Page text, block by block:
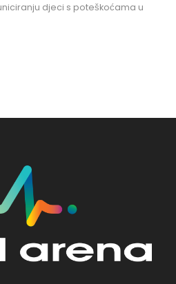
djeci s poteškoćama u